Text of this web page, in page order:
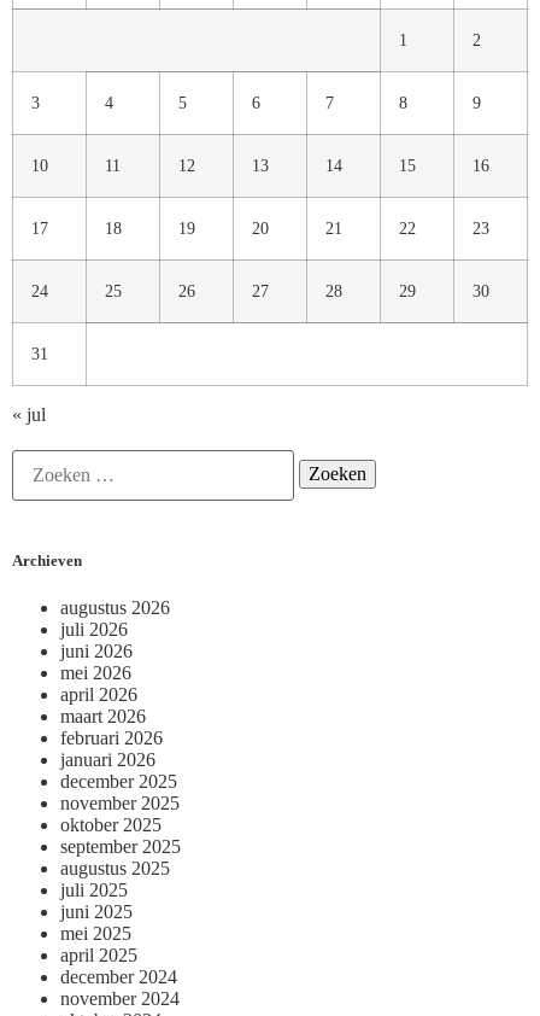
1 2
3 4 5 6 7 8 9
10 11 12 13 14 15 16
17 18 19 20 21 22 23
24 25 26 27 28 29 30
31
« jul
Archieven
augustus 2026
juli 2026
juni 2026
mei 2026
april 2026
maart 2026
februari 2026
januari 2026
december 2025
november 2025
oktober 2025
september 2025
augustus 2025
juli 2025
juni 2025
mei 2025
april 2025
december 2024
november 2024